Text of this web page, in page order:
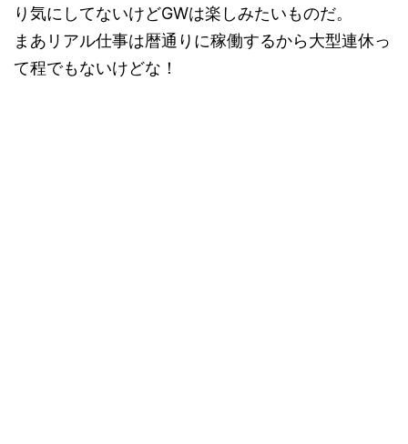
り気にしてないけどGWは楽しみたいものだ。
まあリアル仕事は暦通りに稼働するから大型連休っ
て程でもないけどな！